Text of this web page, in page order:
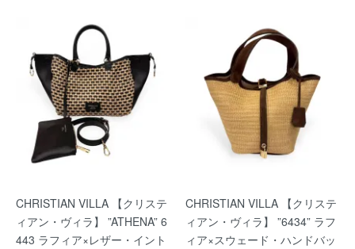
CHRISTIAN VILLA 【クリステ
ィアン・ヴィラ】 ”ATHENA” 6
443 ラフィア×レザー・イント
CHRISTIAN VILLA 【クリステ
ィアン・ヴィラ】 ”6434” ラフ
ィア×スウェード・ハンドバッ